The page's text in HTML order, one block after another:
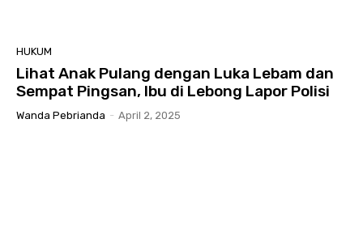
HUKUM
Lihat Anak Pulang dengan Luka Lebam dan
Sempat Pingsan, Ibu di Lebong Lapor Polisi
Wanda Pebrianda - April 2, 2025